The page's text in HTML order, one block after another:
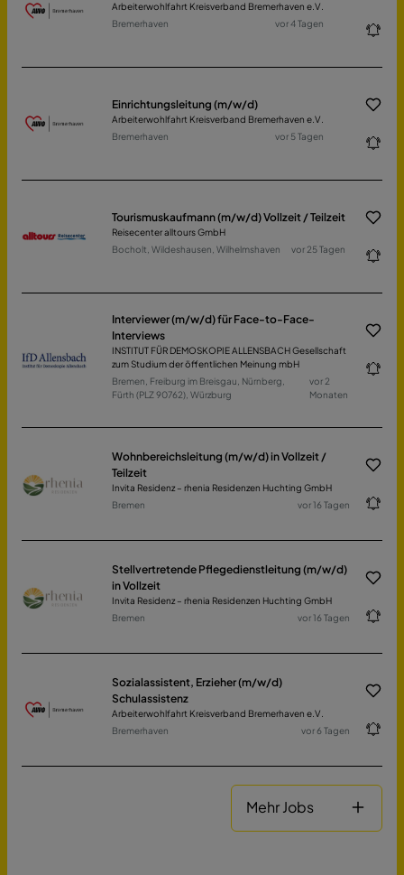
Arbeiterwohlfahrt Kreisverband Bremerhaven e.V.
Bremerhaven
vor 4 Tagen
Einrichtungsleitung (m/w/d)
Arbeiterwohlfahrt Kreisverband Bremerhaven e.V.
Bremerhaven
vor 5 Tagen
Tourismuskaufmann (m/w/d) Vollzeit / Teilzeit
Reisecenter alltours GmbH
Bocholt, Wildeshausen, Wilhelmshaven
vor 25 Tagen
Interviewer (m/w/d) für Face-to-Face-
Interviews
INSTITUT FÜR DEMOSKOPIE ALLENSBACH Gesellschaft
zum Studium der öffentlichen Meinung mbH
Bremen, Freiburg im Breisgau, Nürnberg,
Fürth (PLZ 90762), Würzburg
vor 2
Monaten
Wohnbereichsleitung (m/w/d) in Vollzeit /
Teilzeit
Invita Residenz – rhenia Residenzen Huchting GmbH
Bremen
vor 16 Tagen
Stellvertretende Pflegedienstleitung (m/w/d)
in Vollzeit
Invita Residenz – rhenia Residenzen Huchting GmbH
Bremen
vor 16 Tagen
Sozialassistent, Erzieher (m/w/d)
Schulassistenz
Arbeiterwohlfahrt Kreisverband Bremerhaven e.V.
Bremerhaven
vor 6 Tagen
Mehr Jobs